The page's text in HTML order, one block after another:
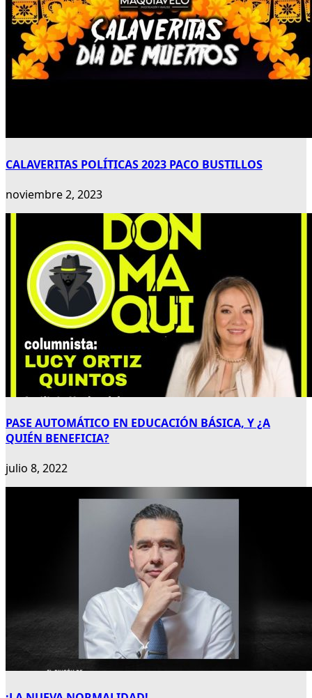
CALAVERITAS POLÍTICAS 2023 PACO BUSTILLOS
noviembre 2, 2023
PASE AUTOMÁTICO EN EDUCACIÓN BÁSICA, Y ¿A
QUIÉN BENEFICIA?
julio 8, 2022